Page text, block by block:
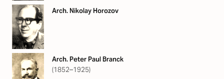
Arch. Nikolay Horozov
Arch. Peter Paul Branck
(1852–1925)